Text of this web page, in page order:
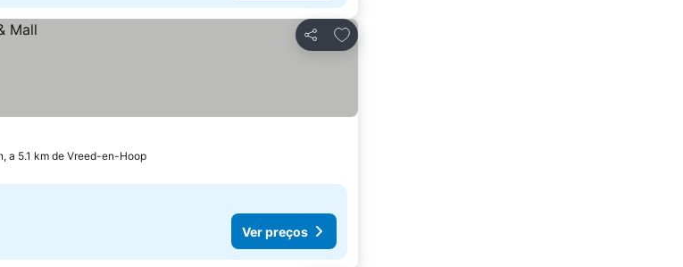
Partilhar
Adicionar aos favoritos
a 5.1 km de Vreed-en-Hoop
Ver preços